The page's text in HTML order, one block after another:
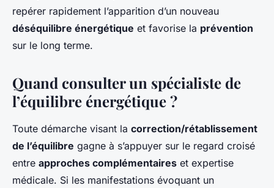
repérer rapidement l’apparition d’un nouveau
déséquilibre énergétique et favorise la prévention
sur le long terme.
Quand consulter un spécialiste de
l’équilibre énergétique ?
Toute démarche visant la correction/rétablissement
de l’équilibre gagne à s’appuyer sur le regard croisé
entre approches complémentaires et expertise
médicale. Si les manifestations évoquant un